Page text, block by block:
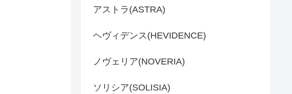
アストラ(ASTRA)
ヘヴィデンス(HEVIDENCE)
ノヴェリア(NOVERIA)
ソリシア(SOLISIA)